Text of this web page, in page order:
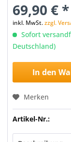
69,90 € *
inkl. MwSt.zzgl.
Sofort
Deutschland)
In den
Merken
Artikel-Nr.: